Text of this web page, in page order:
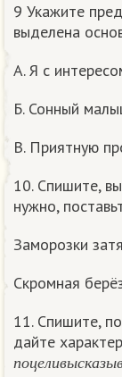
9 Укажите
выделена
А. Я с
Б. Сонный
В. Приятную
10. Спишите,
нужно,
Заморозки
Скромная
11. Спишите,
дайте
п о ц ел и в ыс ка з ыв
поц ел ивысказ